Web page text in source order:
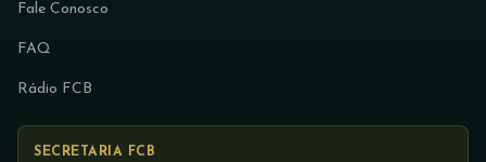
Fale Conosco
FAQ
Rádio FCB
SECRETARIA FCB